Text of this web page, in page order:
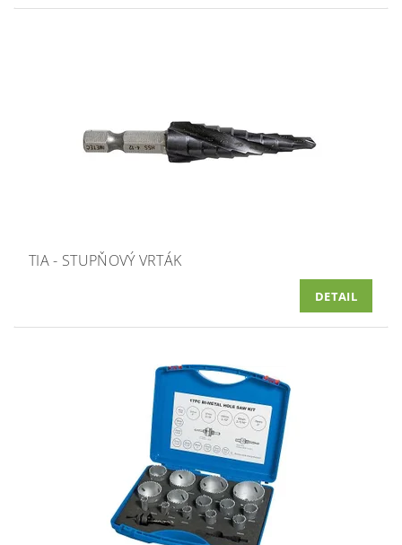
TIA - STUPŇOVÝ VRTÁK
DETAIL